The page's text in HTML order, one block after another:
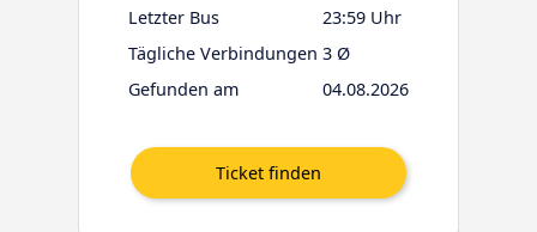
Letzter Bus
23:59 Uhr
Tägliche Verbindungen 3 Ø
Gefunden am
04.08.2026